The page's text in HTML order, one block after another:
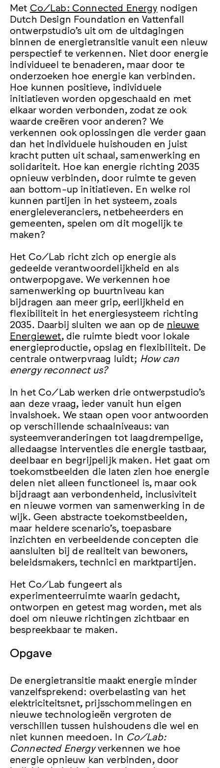
Met Co/Lab: Connected Energy nodigen
Dutch Design Foundation en Vattenfall
ontwerpstudio’s uit om de uitdagingen
binnen de energietransitie vanuit een nieuw
perspectief te verkennen. Niet door energie
individueel te benaderen, maar door te
onderzoeken hoe energie kan verbinden.
Hoe kunnen positieve, individuele
initiatieven worden opgeschaald en met
elkaar worden verbonden, zodat ze ook
waarde creëren voor anderen? We
verkennen ook oplossingen die verder gaan
dan het individuele huishouden en juist
kracht putten uit schaal, samenwerking en
solidariteit. Hoe kan energie richting 2035
opnieuw verbinden, door ruimte te geven
aan bottom-up initiatieven. En welke rol
kunnen partijen in het systeem, zoals
energieleveranciers, netbeheerders en
gemeenten, spelen om dit mogelijk te
maken?
Het Co/Lab richt zich op energie als
gedeelde verantwoordelijkheid en als
ontwerpopgave. We verkennen hoe
samenwerking op buurtniveau kan
bijdragen aan meer grip, eerlijkheid en
flexibiliteit in het energiesysteem richting
2035. Daarbij sluiten we aan op de nieuwe
Energiewet , die ruimte biedt voor lokale
energieproductie, opslag en flexibiliteit. De
centrale ontwerpvraag luidt; How can
energy reconnect us?
In het Co/Lab werken drie ontwerpstudio’s
aan deze vraag, ieder vanuit hun eigen
invalshoek. We staan open voor antwoorden
op verschillende schaalniveaus: van
systeemveranderingen tot laagdrempelige,
alledaagse interventies die energie tastbaar,
deelbaar en begrijpelijk maken. Het gaat om
toekomstbeelden die laten zien hoe energie
delen niet alleen functioneel is, maar ook
bijdraagt aan verbondenheid, inclusiviteit
en nieuwe vormen van samenwerking in de
wijk. Geen abstracte toekomstbeelden,
maar heldere scenario’s, toepasbare
inzichten en verbeeldende concepten die
aansluiten bij de realiteit van bewoners,
beleidsmakers, technici en marktpartijen.
Het Co/Lab fungeert als
experimenteerruimte waarin gedacht,
ontworpen en getest mag worden, met als
doel om nieuwe richtingen zichtbaar en
bespreekbaar te maken.
Opgave
De energietransitie maakt energie minder
vanzelfsprekend: overbelasting van het
elektriciteitsnet, prijsschommelingen en
nieuwe technologieën vergroten de
verschillen tussen huishoudens die wel en
niet kunnen meedoen. In Co/Lab:
Connected Energyverkennen we hoe
energie opnieuw kan verbinden, door